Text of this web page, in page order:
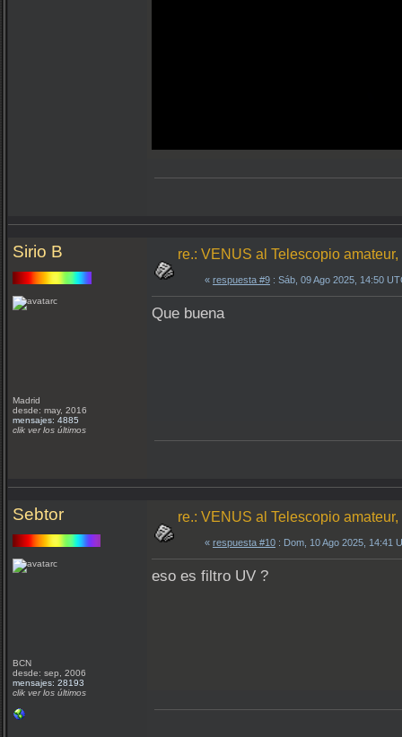
Sirio B
Madrid
desde: may, 2016
mensajes: 4885
clik ver los últimos
re.: VENUS al Telescopio
« respuesta #9 : Sáb, 09 Ago 2025, 14:50
Que buena
Sebtor
BCN
desde: sep, 2006
mensajes: 28193
clik ver los últimos
re.: VENUS al Telescopio
« respuesta #10 : Dom, 10 Ago 2025, 14:41
eso es filtro UV ?